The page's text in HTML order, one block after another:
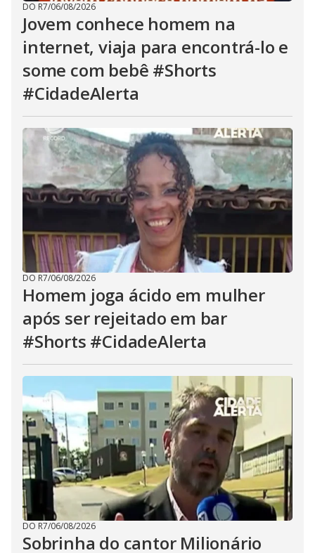
DO R7/06/08/2026
Jovem conhece homem na
internet, viaja para encontrá-lo e
some com bebê #Shorts
#CidadeAlerta
DO R7/06/08/2026
Homem joga ácido em mulher
após ser rejeitado em bar
#Shorts #CidadeAlerta
DO R7/06/08/2026
Sobrinha do cantor Milionário